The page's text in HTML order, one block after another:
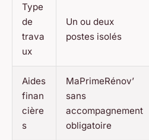
Type
de
trava
ux
Un ou deux
postes isolés
Aides
finan
cière
s
MaPrimeRénov’
sans
accompagnement
obligatoire